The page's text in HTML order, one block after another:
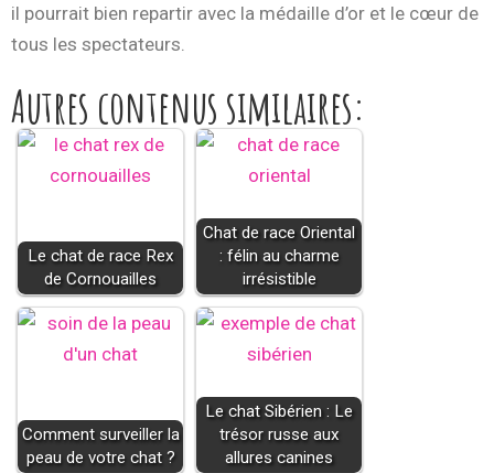
il pourrait bien repartir avec la médaille d’or et le cœur de
tous les spectateurs.
Autres contenus similaires:
Le chat de race Rex
de Cornouailles
Chat de race Oriental
: félin au charme
irrésistible
Comment surveiller la
peau de votre chat ?
Le chat Sibérien : Le
trésor russe aux
allures canines